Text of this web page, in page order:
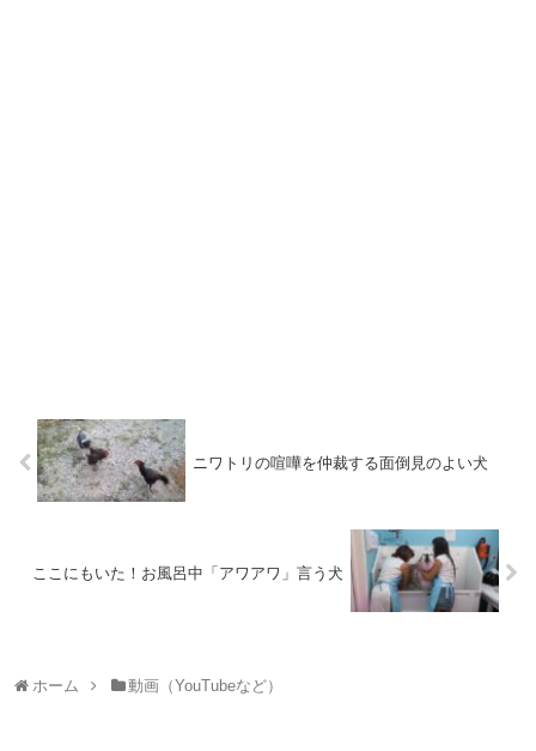
ニワトリの喧嘩を仲裁する面倒見のよい犬
ここにもいた！お風呂中「アワアワ」言う犬
ホーム 動画（YouTubeなど）